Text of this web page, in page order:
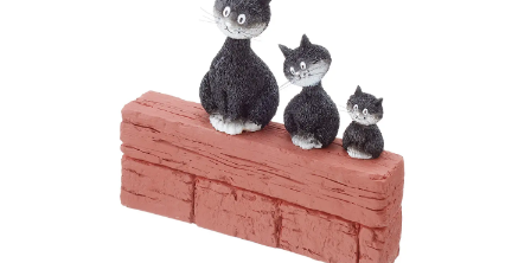
ピックアップ商品
商品カテゴリー/家具
商品カテゴリー/雑貨
カラー